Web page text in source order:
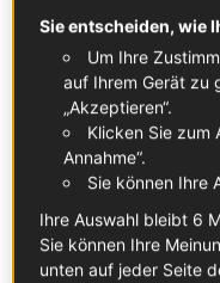
#4 Finger weg
Rotweinkann
Tannine spielen dabei
starken Tanninen
chemischen Reaktion
Tipp: Wähle einen
Tannin, wie zum
serviere diese Weine
Sie entscheiden, wie
Um Ihre
auf Ihrem Gerät zu
„Akzeptieren“.
Klicken Sie zum
Annahme“.
Sie können Ihre
Ihre Auswahl bleibt 6
Sie können Ihre
unten auf jeder Seite